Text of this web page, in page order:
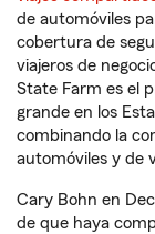
de automóviles
cobertura de
viajeros de
State Farm es el
grande en los
combinando la
automóviles y de
Cary Bohn en
de que haya